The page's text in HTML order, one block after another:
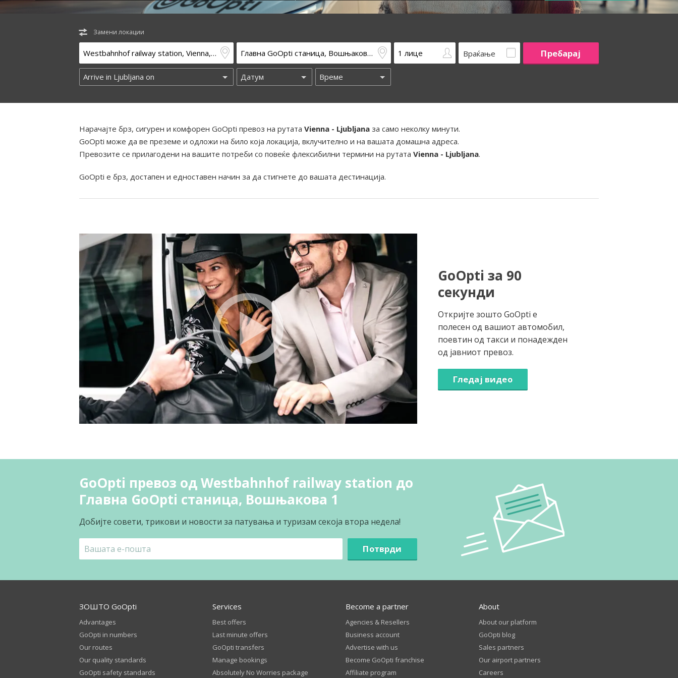
Замени локации
Враќање
Нарачајте брз, сигурен и комфорен GoOpti превоз на рутата Vienna - Ljubljana за само неколку минути.
GoOpti може да ве преземе и одложи на било која локација, вклучително и на вашата домашна адреса.
Превозите се прилагодени на вашите потреби со повеќе флексибилни термини на рутата Vienna - Ljubljana.
GoOpti е брз, достапен и едноставен начин за да стигнете до вашата дестинација.
GoOpti за 90
секунди
Откријте зошто GoOpti е
полесен од вашиот автомобил,
поевтин од такси и понадежден
од јавниот превоз.
Гледај видео
GoOpti превоз од Westbahnhof railway station до
Главна GoOpti станица, Вошњакова 1
Добијте совети, трикови и новости за патувања и туризам секоја втора недела!
Потврди
ЗОШТО GoOpti
Advantages
GoOpti in numbers
Our routes
Our quality standards
GoOpti safety standards
Services
Best offers
Last minute offers
GoOpti transfers
Manage bookings
Absolutely No Worries package
Become a partner
Agencies & Resellers
Business account
Advertise with us
Become GoOpti franchise
Affiliate program
About
About our platform
GoOpti blog
Sales partners
Our airport partners
Careers